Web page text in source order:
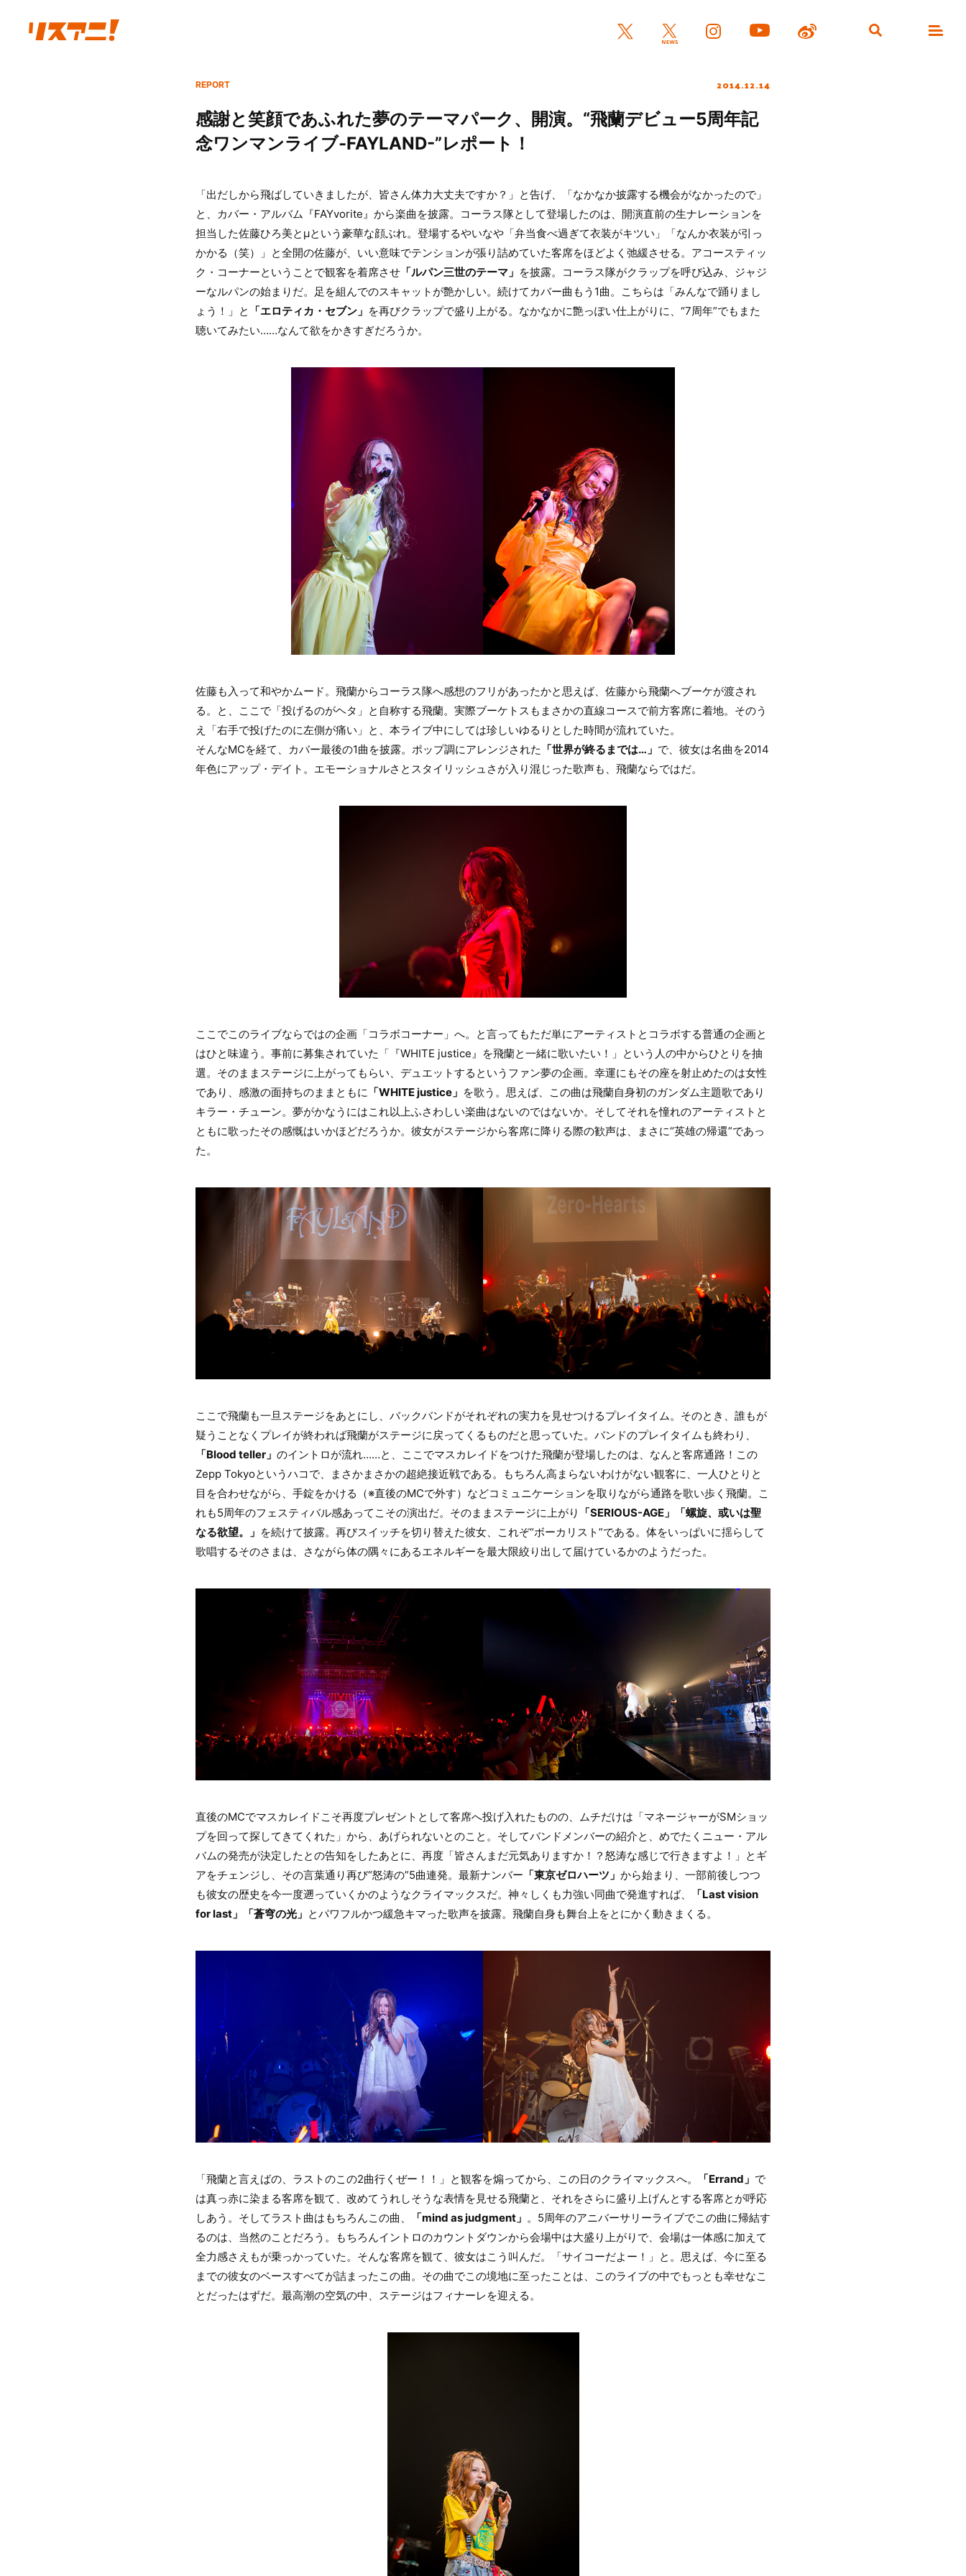
REPORT 2014.12.14
感謝と笑顔であふれた夢のテーマパーク、開演。“飛蘭デビュー5周年記
念ワンマンライブ-FAYLAND-”レポート！
「出だしから飛ばしていきましたが、皆さん体力大丈夫ですか？」と告げ、「なかなか披露する機会がなかったので」
と、カバー・アルバム『FAYvorite』から楽曲を披露。コーラス隊として登場したのは、開演直前の生ナレーションを
担当した佐藤ひろ美とμという豪華な顔ぶれ。登場するやいなや「弁当食べ過ぎて衣装がキツい」「なんか衣装が引っ
かかる（笑）」と全開の佐藤が、いい意味でテンションが張り詰めていた客席をほどよく弛緩させる。アコースティッ
ク・コーナーということで観客を着席させ 「ルパン三世のテーマ」 を披露。コーラス隊がクラップを呼び込み、ジャジ
ーなルパンの始まりだ。足を組んでのスキャットが艶かしい。続けてカバー曲もう1曲。こちらは「みんなで踊りまし
ょう！」と
「エロティカ・セブン」 を再びクラップで盛り上がる。なかなかに艶っぽい仕上がりに、“7周年”でもまた
聴いてみたい……なんて欲をかきすぎだろうか。
佐藤も入って和やかムード。飛蘭からコーラス隊へ感想のフリがあったかと思えば、佐藤から飛蘭へブーケが渡され
る。と、ここで「投げるのがヘタ」と自称する飛蘭。実際ブーケトスもまさかの直線コースで前方客席に着地。そのう
え「右手で投げたのに左側が痛い」と、本ライブ中にしては珍しいゆるりとした時間が流れていた。
そんなMCを経て、カバー最後の1曲を披露。ポップ調にアレンジされた 「世界が終るまでは…」 で、彼女は名曲を2014
年色にアップ・デイト。エモーショナルさとスタイリッシュさが入り混じった歌声も、飛蘭ならではだ。
ここでこのライブならではの企画「コラボコーナー」へ。と言ってもただ単にアーティストとコラボする普通の企画と
はひと味違う。事前に募集されていた「『WHITE justice』を飛蘭と一緒に歌いたい！」という人の中からひとりを抽
選。そのままステージに上がってもらい、デュエットするというファン夢の企画。幸運にもその座を射止めたのは女性
であり、感激の面持ちのままともに 「WHITE justice」 を歌う。思えば、この曲は飛蘭自身初のガンダム主題歌であり
キラー・チューン。夢がかなうにはこれ以上ふさわしい楽曲はないのではないか。そしてそれを憧れのアーティストと
ともに歌ったその感慨はいかほどだろうか。彼女がステージから客席に降りる際の歓声は、まさに“英雄の帰還”であっ
た。
ここで飛蘭も一旦ステージをあとにし、バックバンドがそれぞれの実力を見せつけるプレイタイム。そのとき、誰もが
疑うことなくプレイが終われば飛蘭がステージに戻ってくるものだと思っていた。バンドのプレイタイムも終わり、
「Blood teller」 のイントロが流れ……と、ここでマスカレイドをつけた飛蘭が登場したのは、なんと客席通路！この
Zepp Tokyoというハコで、まさかまさかの超絶接近戦である。もちろん高まらないわけがない観客に、一人ひとりと
目を合わせながら、手錠をかける（※直後のMCで外す）などコミュニケーションを取りながら通路を歌い歩く飛蘭。こ
れも5周年のフェスティバル感あってこその演出だ。そのままステージに上がり
「SERIOUS-AGE」「螺旋、或いは聖
なる欲望。」 を続けて披露。再びスイッチを切り替えた彼女、これぞ“ボーカリスト”である。体をいっぱいに揺らして
歌唱するそのさまは、さながら体の隅々にあるエネルギーを最大限絞り出して届けているかのようだった。
直後のMCでマスカレイドこそ再度プレゼントとして客席へ投げ入れたものの、ムチだけは「マネージャーがSMショッ
プを回って探してきてくれた」から、あげられないとのこと。そしてバンドメンバーの紹介と、めでたくニュー・アル
バムの発売が決定したとの告知をしたあとに、再度「皆さんまだ元気ありますか！？怒涛な感じで行きますよ！」とギ
アをチェンジし、その言葉通り再び“怒涛の”5曲連発。最新ナンバー 「東京ゼロハーツ」 から始まり、一部前後しつつ
も彼女の歴史を今一度遡っていくかのようなクライマックスだ。神々しくも力強い同曲で発進すれば、
「Last vision
for last」「蒼穹の光」 とパワフルかつ緩急キマった歌声を披露。飛蘭自身も舞台上をとにかく動きまくる。
「飛蘭と言えばの、ラストのこの2曲行くぜー！！」と観客を煽ってから、この日のクライマックスへ。 「Errand」 で
は真っ赤に染まる客席を観て、改めてうれしそうな表情を見せる飛蘭と、それをさらに盛り上げんとする客席とが呼応
しあう。そしてラスト曲はもちろんこの曲、
「mind as judgment」 。5周年のアニバーサリーライブでこの曲に帰結す
るのは、当然のことだろう。もちろんイントロのカウントダウンから会場中は大盛り上がりで、会場は一体感に加えて
全力感さえもが乗っかっていた。そんな客席を観て、彼女はこう叫んだ。「サイコーだよー！」と。思えば、今に至る
までの彼女のベースすべてが詰まったこの曲。その曲でこの境地に至ったことは、このライブの中でもっとも幸せなこ
とだったはずだ。最高潮の空気の中、ステージはフィナーレを迎える。